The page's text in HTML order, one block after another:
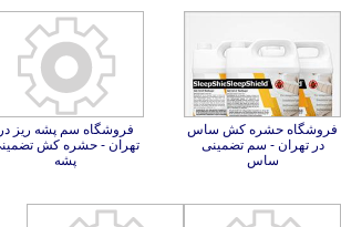
فروشگاه حشره کش ساس
در تهران - سم تضمینی
ساس
فروشگاه سم پشه ریز در
تهران - حشره کش تضمینی
پشه